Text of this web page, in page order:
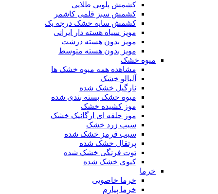
کشمش پلویی طلایی
کشمش سبز قلمی کاشمر
کشمش سایه خشک درجه یک
مویز سیاه هسته دار ایرانی
مویز بدون هسته درشت
مویز بدون هسته متوسط
میوه خشک
مشاهده همه میوه خشک ها
آلبالو خشک
نارگیل خشک شده
میوه خشک بسته بندی شده
موز کشیده خشک
موز حلقه ای ارگانیک خشک
سیب زرد خشک
سیب قرمز خشک شده
پرتقال خشک شده
توت فرنگی خشک شده
کیوی خشک شده
خرما
خرما خاصویی
خرما پیارم